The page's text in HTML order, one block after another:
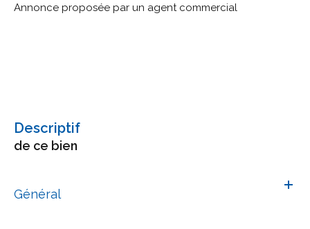
Annonce proposée par un agent commercial
descriptif
de ce bien
Général